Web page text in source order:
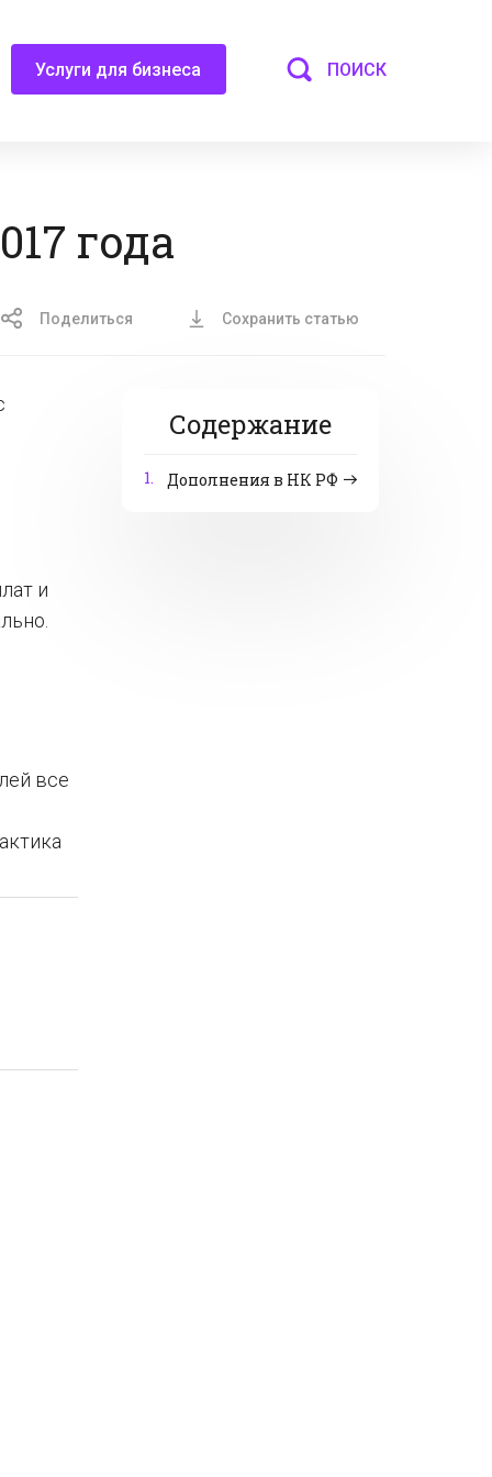
Услуги для бизнеса ПОИСК
года
Поделиться Сохранить статью
Содержание
1. Дополнения в НК РФ
и
все